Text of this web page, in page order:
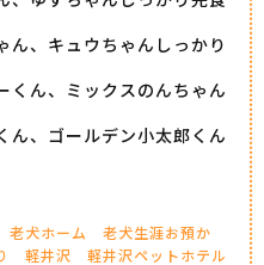
ん、キュウちゃんしっかり
くん、ミックスのんちゃん
ん、ゴールデン小太郎くん
老犬ホーム
老犬生涯お預か
軽井沢 軽井沢ペットホテル